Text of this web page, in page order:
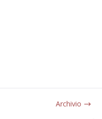
Archivio